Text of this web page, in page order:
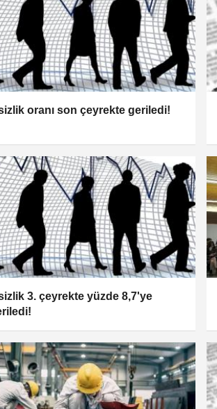
oranı son çeyrekte geriledi!
3. çeyrekte yüzde 8,7'ye